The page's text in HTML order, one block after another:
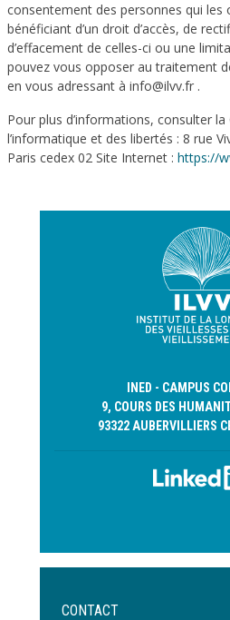
consentement des personnes qui les
bénéficiant d’un droit d’accès, de
d’effacement de celles-ci ou une
pouvez vous opposer au traitement
en vous adressant à info@ilvv.fr .
Pour plus d’informations, consulter
l’informatique et des libertés : 8 rue
Paris cedex 02 Site Internet : https://
INED - CAMPUS
9, COURS DES
93322 AUBERVILLIERS
Menu
CONTACT